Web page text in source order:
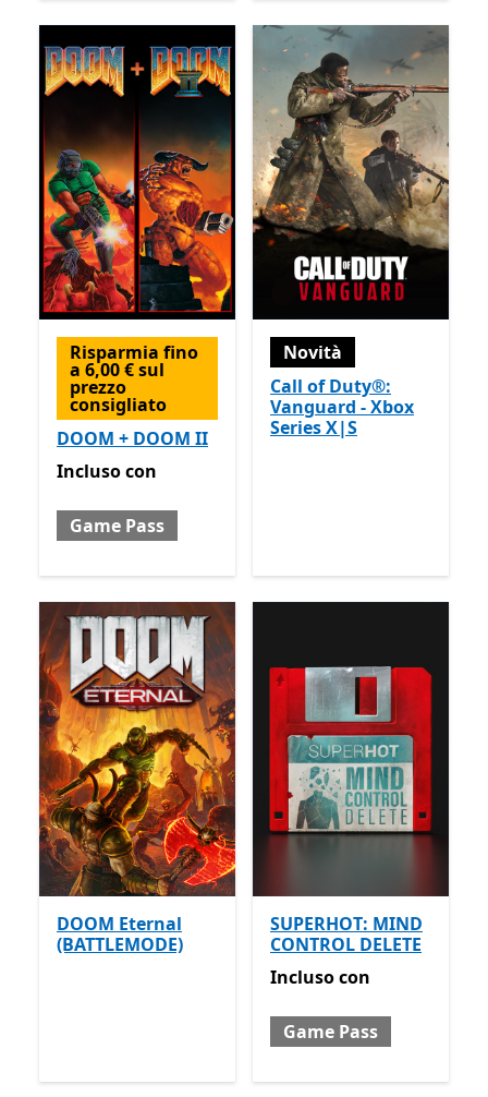
Risparmia fino
a 6,00 € sul
prezzo
consigliato
DOOM + DOOM II
Incluso con Game Pass
Inclusocon
Game Pass
Novità
Call of Duty®:
Vanguard - Xbox
Series X|S
DOOM Eternal
(BATTLEMODE)
SUPERHOT: MIND
CONTROL DELETE
Incluso con Game Pass
Inclusocon
Game Pass